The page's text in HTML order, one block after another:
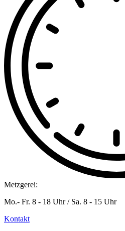
Metzgerei:
Mo.- Fr. 8 - 18 Uhr / Sa. 8 - 15 Uhr
Kontakt